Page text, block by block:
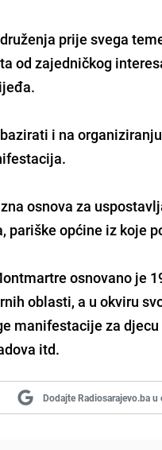
prije svega
od zajedničkog
i na
osnova za
pariške općine iz koje
osnovano je
oblasti, a u okviru
manifestacije za
itd.
Dodajte Radiosarajevo.ba